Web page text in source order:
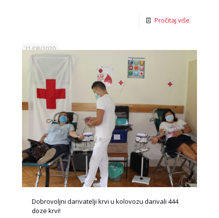
Pročitaj više
21/08/2020
Dobrovoljni darivatelji krvi u kolovozu darivali 444
doze krvi!